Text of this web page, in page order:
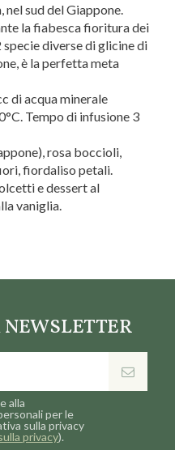
sud del Giappone.
la fiabesca fioritura dei
diverse di glicine di
è la perfetta meta
di acqua minerale
Tempo di infusione 3
rosa boccioli,
fiordaliso petali.
e dessert al
vaniglia.
alla
per le
sulla privacy
privacy).